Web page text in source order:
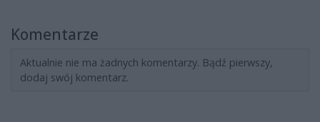
Komentarze
Aktualnie nie ma żadnych komentarzy. Bądź pierwszy,
dodaj swój komentarz.